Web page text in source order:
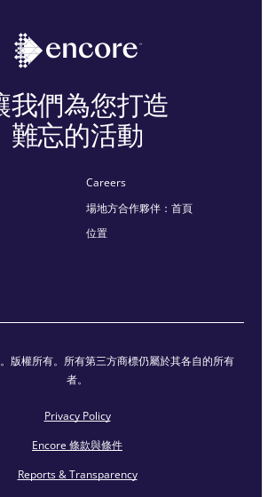
我們為您打造
難忘的活動
Careers
場地方合作夥伴：首頁
位置
版權所有。所有第三方商標仍屬於其各自的所有
者。
Privacy Policy
Encore 條款與條件
Reports & Transparency